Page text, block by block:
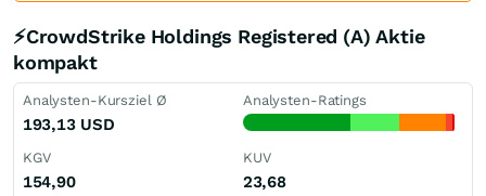
⚡CrowdStrike Holdings Registered (A) Aktie
kompakt
Analysten-Kursziel Ø
193,13 USD
Analysten-Ratings
KGV
154,90
KUV
23,68